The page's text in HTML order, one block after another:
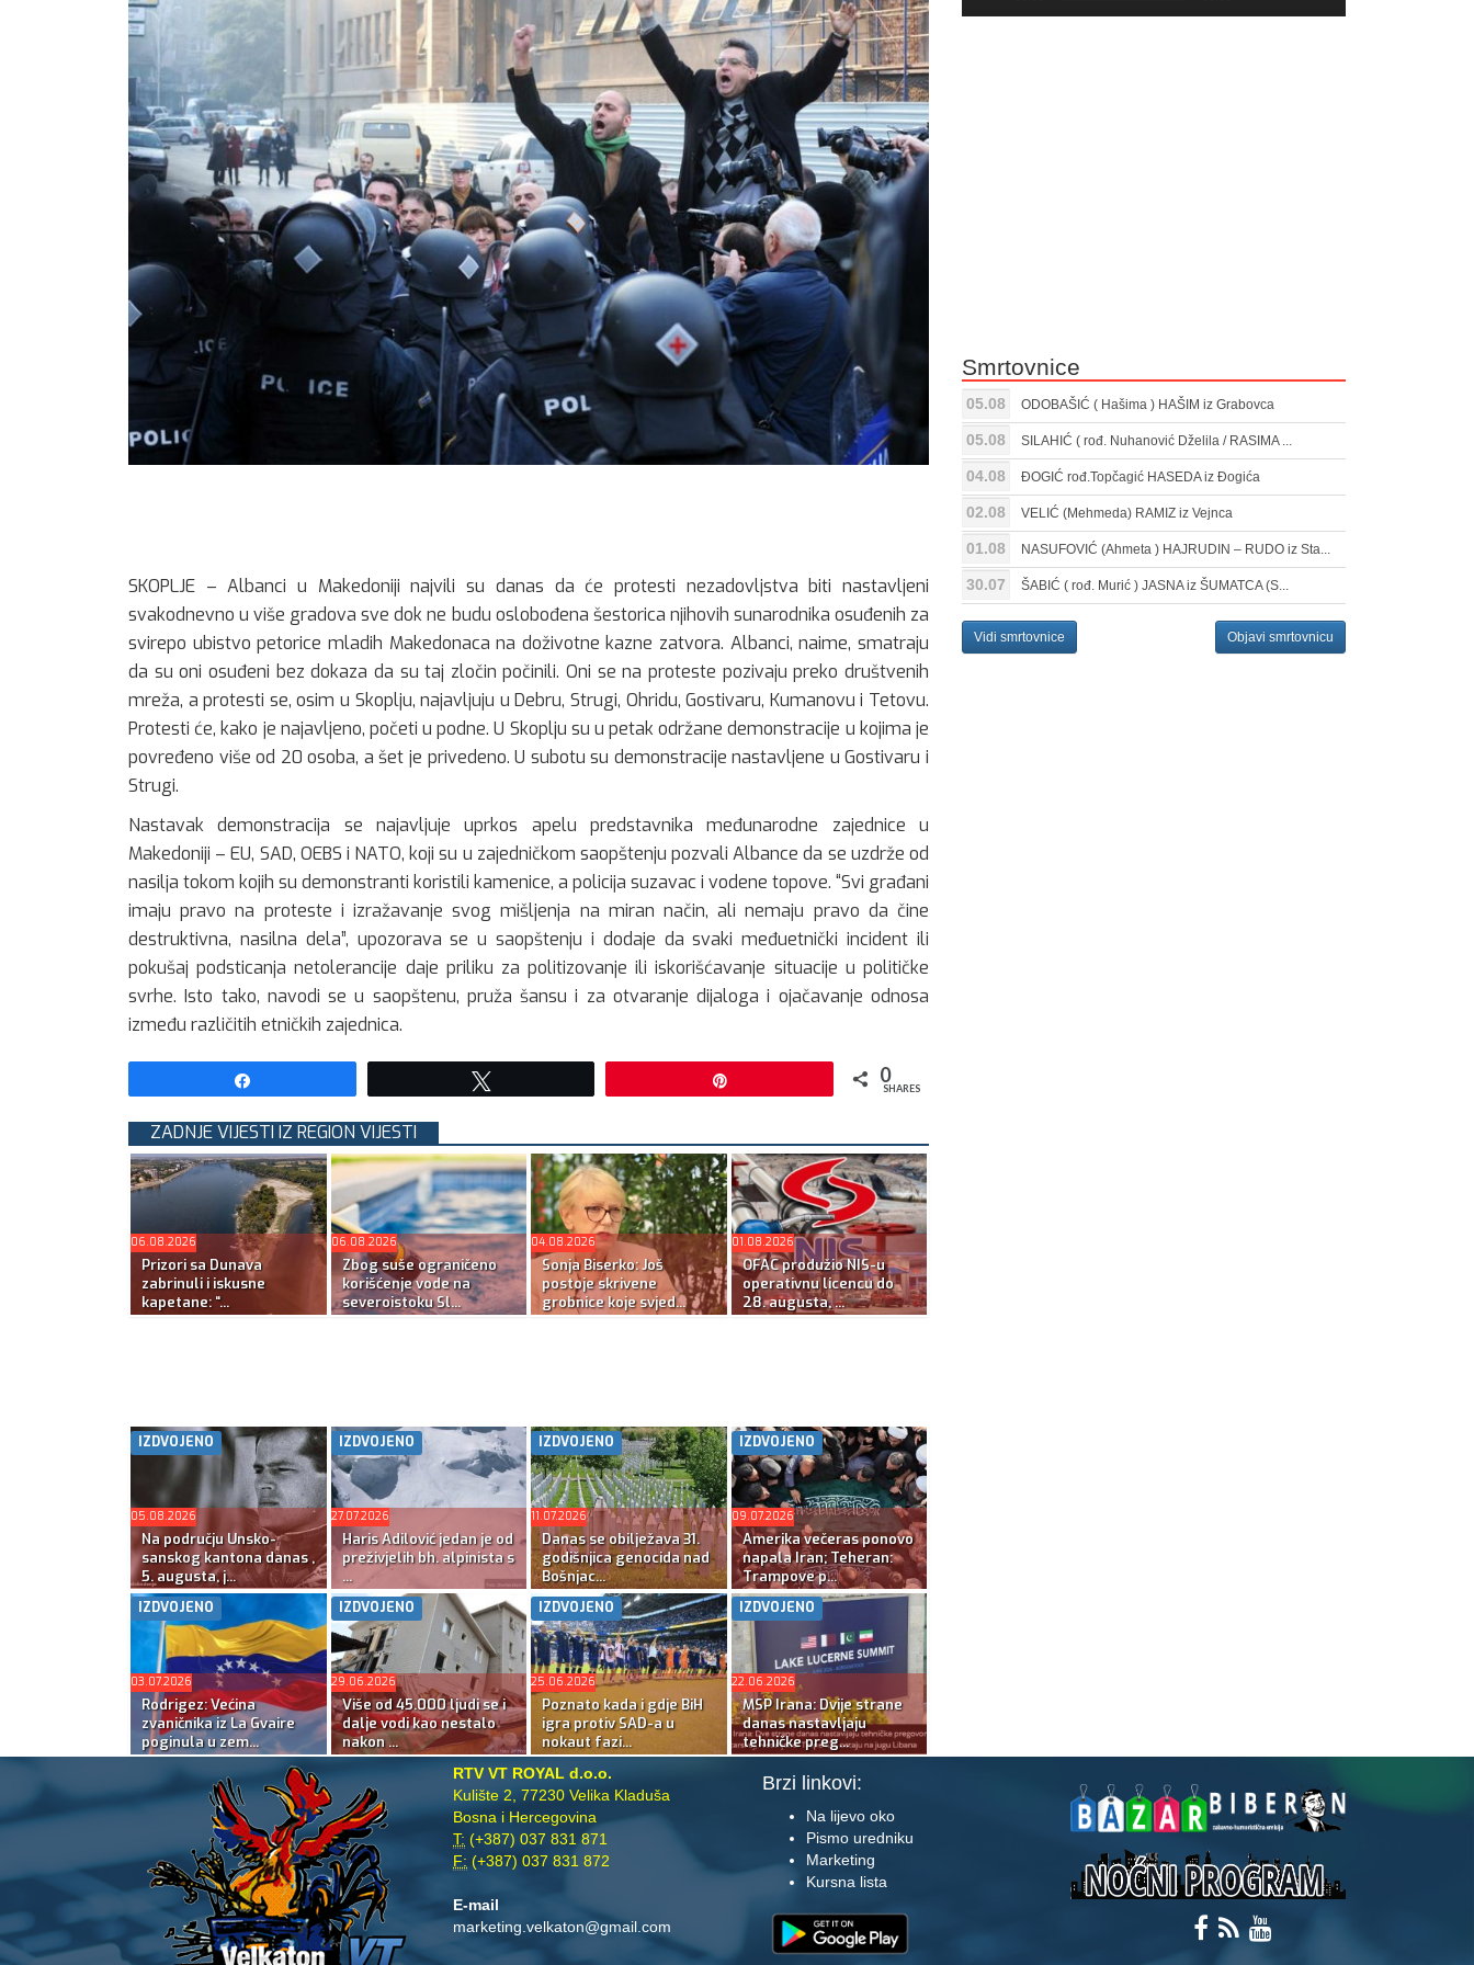
SKOPLJE – Albanci u Makedoniji najvili su danas da će protesti nezadovljstva biti nastavljeni
svakodnevno u više gradova sve dok ne budu oslobođena šestorica njihovih sunarodnika osuđenih za
svirepo ubistvo petorice mladih Makedonaca na doživotne kazne zatvora. Albanci, naime, smatraju
da su oni osuđeni bez dokaza da su taj zločin počinili. Oni se na proteste pozivaju preko društvenih
mreža, a protesti se, osim u Skoplju, najavljuju u Debru, Strugi, Ohridu, Gostivaru, Kumanovu i Tetovu.
Protesti će, kako je najavljeno, početi u podne. U Skoplju su u petak održane demonstracije u kojima je
povređeno više od 20 osoba, a šet je privedeno. U subotu su demonstracije nastavljene u Gostivaru i
Strugi.
Nastavak demonstracija se najavljuje uprkos apelu predstavnika međunarodne zajednice u
Makedoniji – EU, SAD, OEBS i NATO, koji su u zajedničkom saopštenju pozvali Albance da se uzdrže od
nasilja tokom kojih su demonstranti koristili kamenice, a policija suzavac i vodene topove. “Svi građani
imaju pravo na proteste i izražavanje svog mišljenja na miran način, ali nemaju pravo da čine
destruktivna, nasilna dela”, upozorava se u saopštenju i dodaje da svaki međuetnički incident ili
pokušaj podsticanja netolerancije daje priliku za politizovanje ili iskorišćavanje situacije u političke
svrhe. Isto tako, navodi se u saopštenu, pruža šansu i za otvaranje dijaloga i ojačavanje odnosa
između različitih etničkih zajednica.
0
SHARES
ZADNJE VIJESTI IZ REGION VIJESTI
06.08.2026
Prizori sa Dunava
zabrinuli i iskusne
kapetane: “...
06.08.2026
Zbog suše ograničeno
korišćenje vode na
severoistoku Sl...
04.08.2026
Sonja Biserko: Još
postoje skrivene
grobnice koje svjed...
01.08.2026
OFAC produžio NIS-u
operativnu licencu do
28. augusta, ...
IZDVOJENO
05.08.2026
Na području Unsko-
sanskog kantona danas ,
5. augusta, j...
IZDVOJENO
27.07.2026
Haris Adilović jedan je od
preživjelih bh. alpinista s
...
IZDVOJENO
11.07.2026
Danas se obilježava 31.
godišnjica genocida nad
Bošnjac...
IZDVOJENO
09.07.2026
Amerika večeras ponovo
napala Iran; Teheran:
Trampove p...
IZDVOJENO
03.07.2026
Rodrigez: Većina
zvaničnika iz La Gvaire
poginula u zem...
IZDVOJENO
29.06.2026
Više od 45.000 ljudi se i
dalje vodi kao nestalo
nakon ...
IZDVOJENO
25.06.2026
Poznato kada i gdje BiH
igra protiv SAD-a u
nokaut fazi...
IZDVOJENO
22.06.2026
MSP Irana: Dvije strane
danas nastavljaju
tehničke preg...
Gore/Dole
Smrtovnice
05.08 ODOBAŠIĆ ( Hašima ) HAŠIM iz Grabovca
05.08 SILAHIĆ ( rođ. Nuhanović Dželila / RASIMA ...
04.08 ĐOGIĆ rođ.Topčagić HASEDA iz Đogića
02.08 VELIĆ (Mehmeda) RAMIZ iz Vejnca
01.08 NASUFOVIĆ (Ahmeta ) HAJRUDIN – RUDO iz Sta...
30.07 ŠABIĆ ( rođ. Murić ) JASNA iz ŠUMATCA (S...
Vidi smrtovnice Objavi smrtovnicu
RTV VT ROYAL d.o.o.
Kulište 2, 77230 Velika Kladuša
Bosna i Hercegovina
T: (+387) 037 831 871
F: (+387) 037 831 872
E-mail
marketing.velkaton@gmail.com
Brzi linkovi:
Na lijevo oko
Pismo uredniku
Marketing
Kursna lista